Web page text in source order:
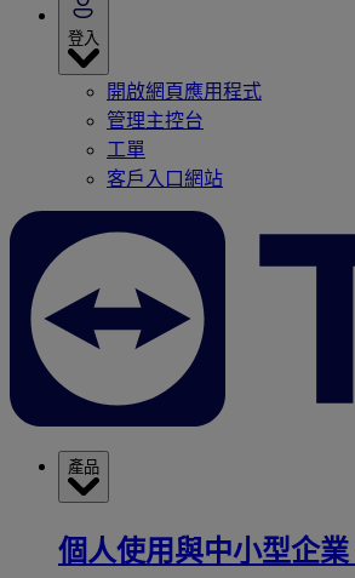
登入
開啟網頁應用程式
管理主控台
工單
客戶入口網站
產品
個人使用與中小型企業